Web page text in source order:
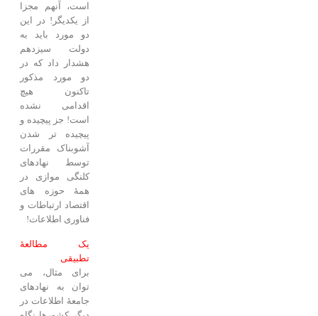
است، آنهم مجزا
از یکدیگر! در این
دو مورد باید به
دولت سیزدهم
هشدار داد که در
دو مورد مذکور
تاکنون هیچ
اقدامی نشده
است! جز پیچیده و
پیچیده تر شدن
آشوبناک مقررات
توسط نهادهای
کلنگی موازی در
همۀ حوزه های
اقتصاد ارتباطات و
فناوری اطلاعات!
یک مطالعۀ
تطبیقی
برای مثال، می
توان به نهادهای
جامعۀ اطلاعات در